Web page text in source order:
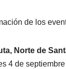
de los
Norte de
4 de